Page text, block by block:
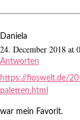
Daniela
24. December 2018 at
Antworten
https://fioswelt.de/
paletten.html
war mein Favorit.